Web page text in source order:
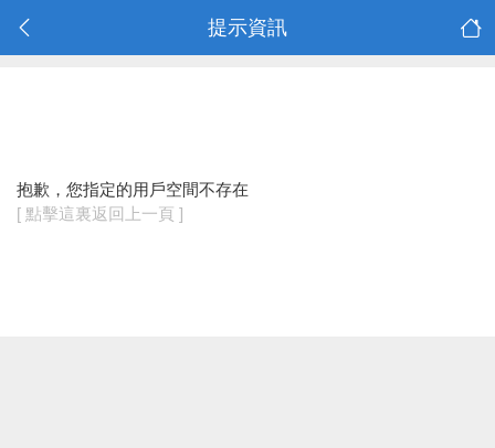
提示資訊
抱歉，您指定的用戶空間不存在
[ 點擊這裏返回上一頁 ]